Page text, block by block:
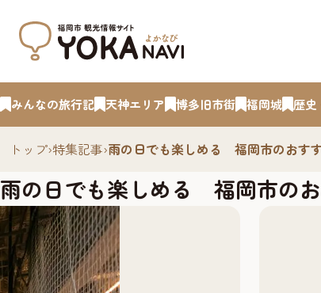
みんなの旅行記 天神エリア 博多旧市街 福岡城 歴史
トップ›特集記事›雨の日でも楽しめる 福岡市のおす
雨の日でも楽しめる 福岡市の